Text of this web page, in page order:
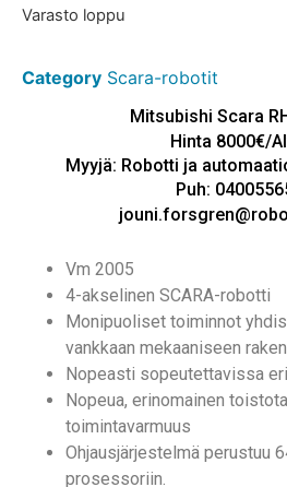
Varasto loppu
Category Scara-robotit
Mitsubishi Scara
Hinta 8000€/
Myyjä: Robotti ja
Puh:
Vm 2005
4-akselinen SCARA-robotti
Monipuoliset toiminnot
vankkaan mekaaniseen
Nopeasti sopeutettavissa
Nopeua, erinomainen
toimintavarmuus
Ohjausjärjestelmä perustuu
prosessoriin.